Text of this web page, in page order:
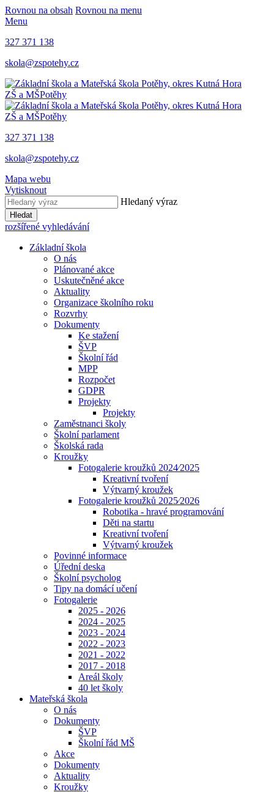
Rovnou na obsah Rovnou na menu
Menu
327 371 138
skola@zspotehy.cz
ZŠ a MŠPotěhy
ZŠ a MŠPotěhy
327 371 138
skola@zspotehy.cz
Mapa webu
Vytisknout
Hledaný výraz
Hledat
rozšířené vyhledávání
Základní škola
O nás
Plánované akce
Uskutečněné akce
Aktuality
Organizace školního roku
Rozvrhy
Dokumenty
Ke stažení
ŠVP
Školní řád
MPP
Rozpočet
GDPR
Projekty
Projekty
Zaměstnanci školy
Školní parlament
Školská rada
Kroužky
Fotogalerie kroužků 2024⁄2025
Kreativní tvoření
Výtvarný kroužek
Fotogalerie kroužků 2025⁄2026
Robotika - hravé programování
Děti na startu
Kreativní tvoření
Výtvarný kroužek
Povinné informace
Úřední deska
Školní psycholog
Tipy na domácí učení
Fotogalerie
2025 - 2026
2024 - 2025
2023 - 2024
2022 - 2023
2021 - 2022
2017 - 2018
Areál školy
40 let školy
Mateřská škola
O nás
Dokumenty
ŠVP
Školní řád MŠ
Akce
Dokumenty
Aktuality
Kroužky